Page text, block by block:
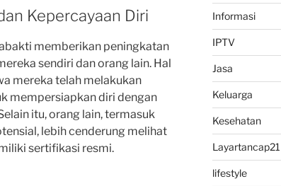
Kepercayaan Diri
memberikan peningkatan
sendiri dan orang lain. Hal
mereka telah melakukan
mempersiapkan diri dengan
itu, orang lain, termasuk
lebih cenderung melihat
sertifikasi resmi.
Informasi
IPTV
Jasa
Keluarga
Kesehatan
Layartancap21
lifestyle